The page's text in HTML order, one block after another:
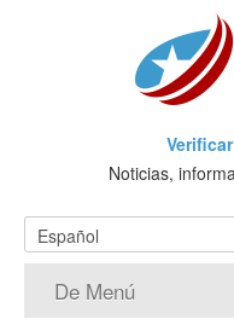
Noticias,
De Menú